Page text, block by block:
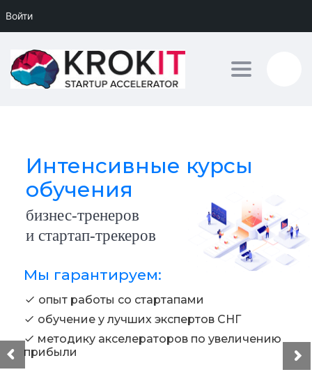
Войти
Toggle
check обучение у лучших экспертов СНГ
бизнес-тренеров
и стартап-трекеров
Мы гарантируем:
Интенсивные курсы
обучения
check методику акселераторов по увеличению
прибыли
check опыт работы со стартапами